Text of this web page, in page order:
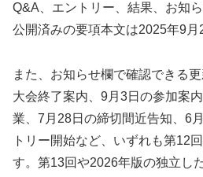
Q&A、エントリー、結果、お知
公開済みの要項本文は2025年9月
また、お知らせ欄で確認できる
大会終了案内、9月3日の参加案
業、7月28日の締切間近告知、6
トリー開始など、いずれも第12
す。第13回や2026年版の独立し